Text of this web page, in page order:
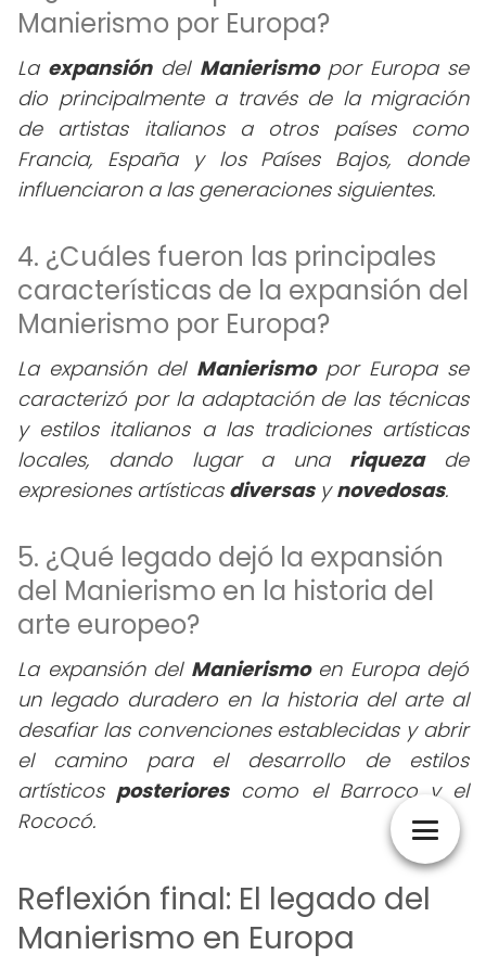
Manierismo por Europa?
La expansióndel Manierismopor Europa se
dio principalmente a través de la migración
de artistas italianos a otros países como
Francia, España y los Países Bajos, donde
influenciaron a las generaciones siguientes.
4. ¿Cuáles fueron las principales
características de la expansión del
Manierismo por Europa?
La expansión del Manierismopor Europa se
caracterizó por la adaptación de las técnicas
y estilos italianos a las tradiciones artísticas
locales, dando lugar a una riquezade
expresiones artísticas diversasynovedosas.
5. ¿Qué legado dejó la expansión
del Manierismo en la historia del
arte europeo?
La expansión del Manierismoen Europa dejó
un legado duradero en la historia del arte al
desafiar las convenciones establecidas y abrir
el camino para el desarrollo de estilos
artísticos posteriorescomo el Barroco y el
Rococó.
Reflexión final: El legado del
Manierismo en Europa